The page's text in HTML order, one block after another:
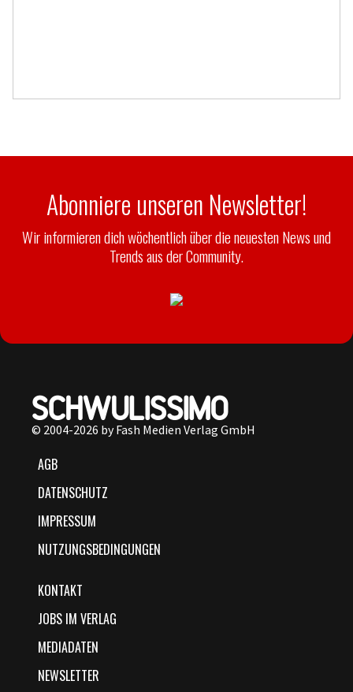
Abonniere unseren Newsletter!
Wir informieren dich wöchentlich über die neuesten News und
Trends aus der Community.
© 2004-2026 by Fash Medien Verlag GmbH
AGB
DATENSCHUTZ
IMPRESSUM
NUTZUNGSBEDINGUNGEN
KONTAKT
JOBS IM VERLAG
MEDIADATEN
NEWSLETTER